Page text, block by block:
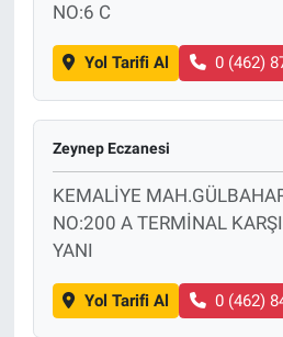
NO:6 C
Yol Tarifi Al 0 (462)
Zeynep Eczanesi
KEMALİYE
NO:200 A TERMİNAL
YANI
Yol Tarifi Al 0 (462)